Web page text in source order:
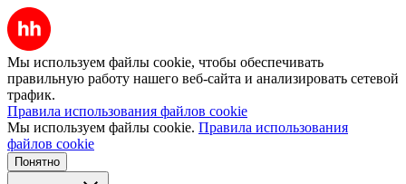
Мы используем файлы cookie, чтобы обеспечивать
правильную работу нашего веб-сайта и анализировать сетевой
трафик.
Правила использования файлов cookie
Мы используем файлы cookie. Правила использования
файлов cookie
Понятно